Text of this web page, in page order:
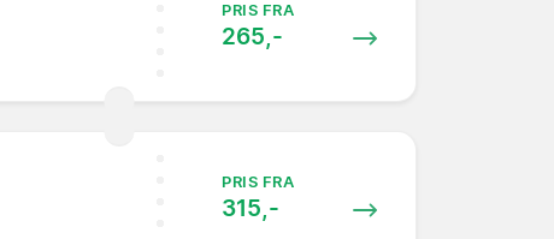
PRIS FRA
265,-
PRIS FRA
315,-